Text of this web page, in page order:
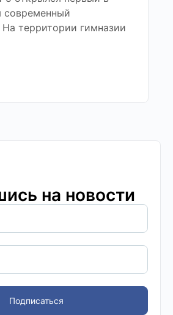
современный
На территории гимназии
на новости
Подписаться